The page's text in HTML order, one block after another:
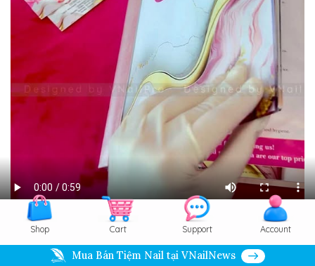
Info Order Save Zoom
Shop Cart Support Account
Mua Bán Tiệm Nail tại VNailNews